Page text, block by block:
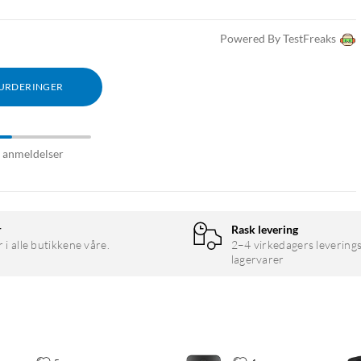
Powered By TestFreaks
i alle butikkene våre.
Rask levering
2–4 virkedagers
lagervarer